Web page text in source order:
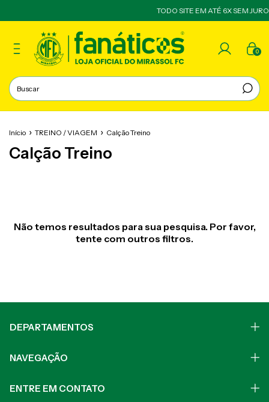
TODO SITE EM ATÉ 6X SEM
0
Início TREINO / VIAGEM Calção Treino
Calção Treino
Não temos resultados para sua pesquisa. Por favor,
tente com outros filtros.
DEPARTAMENTOS
NAVEGAÇÃO
ENTRE EM CONTATO